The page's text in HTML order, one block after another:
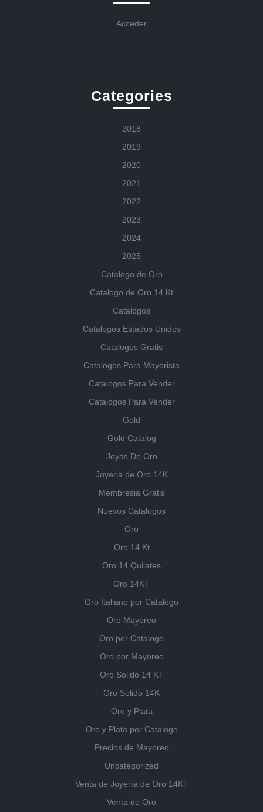
Acceder
Categories
2018
2019
2020
2021
2022
2023
2024
2025
Catalogo de Oro
Catalogo de Oro 14 Kt
Catalogos
Catalogos Estados Unidos
Catalogos Gratis
Catalogos Para Mayorista
Catalogos Para Vender
Catalogos Para Vender
Gold
Gold Catalog
Joyas De Oro
Joyeria de Oro 14K
Membresia Gratis
Nuevos Catalogos
Oro
Oro 14 Kt
Oro 14 Quilates
Oro 14KT
Oro Italiano por Catalogo
Oro Mayoreo
Oro por Catalogo
Oro por Mayoreo
Oro Solido 14 KT
Oro Sólido 14K
Oro y Plata
Oro y Plata por Catalogo
Precios de Mayoreo
Uncategorized
Venta de Joyería de Oro 14KT
Venta de Oro